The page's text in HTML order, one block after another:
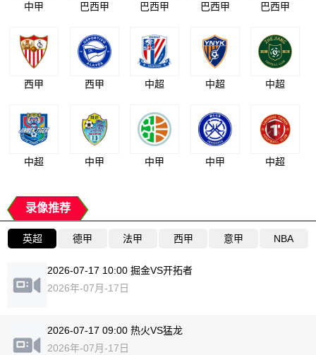
中甲 巴西甲 巴西甲 巴西甲 巴西甲
西甲 西甲 中超 中超 中超
中超 中甲 中甲 中甲 中超
录像推荐
英超 德甲 法甲 西甲 意甲 NBA
2026-07-17 10:00 掘金VS开拓者
2026年-07月-17日
2026-07-17 09:00 热火VS猛龙
2026年-07月-17日